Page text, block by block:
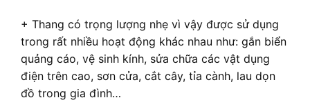
+ Thang có trọng lượng nhẹ vì vậy được sử dụng
trong rất nhiều hoạt động khác nhau như: gắn biển
quảng cáo, vệ sinh kính, sửa chữa các vật dụng
điện trên cao, sơn cửa, cắt cây, tỉa cành, lau dọn
đồ trong gia đình…